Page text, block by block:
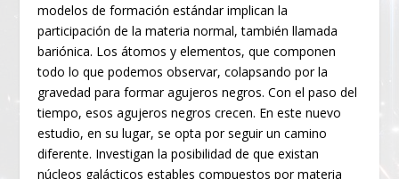
modelos de formación estándar implican la
participación de la materia normal, también llamada
bariónica. Los átomos y elementos, que componen
todo lo que podemos observar, colapsando por la
gravedad para formar agujeros negros. Con el paso del
tiempo, esos agujeros negros crecen. En este nuevo
estudio, en su lugar, se opta por seguir un camino
diferente. Investigan la posibilidad de que existan
núcleos galácticos estables compuestos por materia